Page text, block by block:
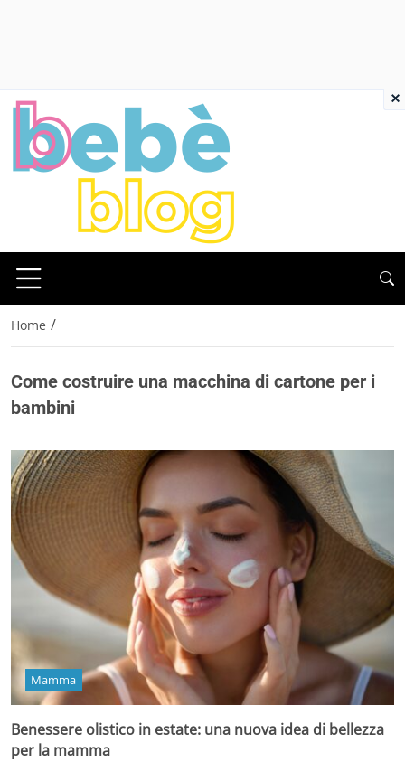
Home /
Come costruire una macchina di cartone per i
bambini
Mamma
Benessere olistico in estate: una nuova idea di bellezza
per la mamma
×